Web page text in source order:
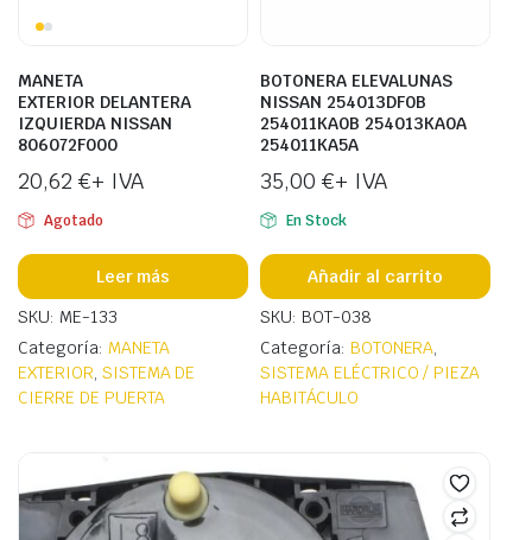
MANETA
EXTERIOR DELANTERA
IZQUIERDA NISSAN
806072F000
20,62 €+ IVA
Agotado
Leer más
SKU: ME-133
Categoría: MANETA
EXTERIOR, SISTEMA DE
CIERRE DE PUERTA
BOTONERA ELEVALUNAS
NISSAN 254013DF0B
254011KA0B 254013KA0A
254011KA5A
35,00 €+ IVA
En Stock
Añadir al carrito
SKU: BOT-038
Categoría: BOTONERA,
SISTEMA ELÉCTRICO / PIEZA
HABITÁCULO